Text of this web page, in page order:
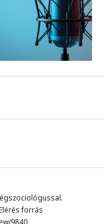
forrás